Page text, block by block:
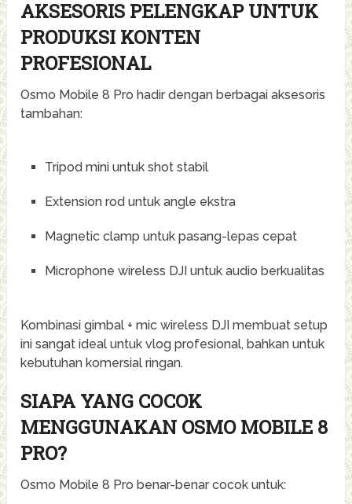
AKSESORIS PELENGKAP UNTUK
PRODUKSI KONTEN
PROFESIONAL
Osmo Mobile 8 Pro hadir dengan berbagai aksesoris
tambahan:
Tripod mini untuk shot stabil
Extension rod untuk angle ekstra
Magnetic clamp untuk pasang-lepas cepat
Microphone wireless DJI untuk audio berkualitas
Kombinasi gimbal + mic wireless DJI membuat setup
ini sangat ideal untuk vlog profesional, bahkan untuk
kebutuhan komersial ringan.
SIAPA YANG COCOK
MENGGUNAKAN OSMO MOBILE 8
PRO?
Osmo Mobile 8 Pro benar-benar cocok untuk: